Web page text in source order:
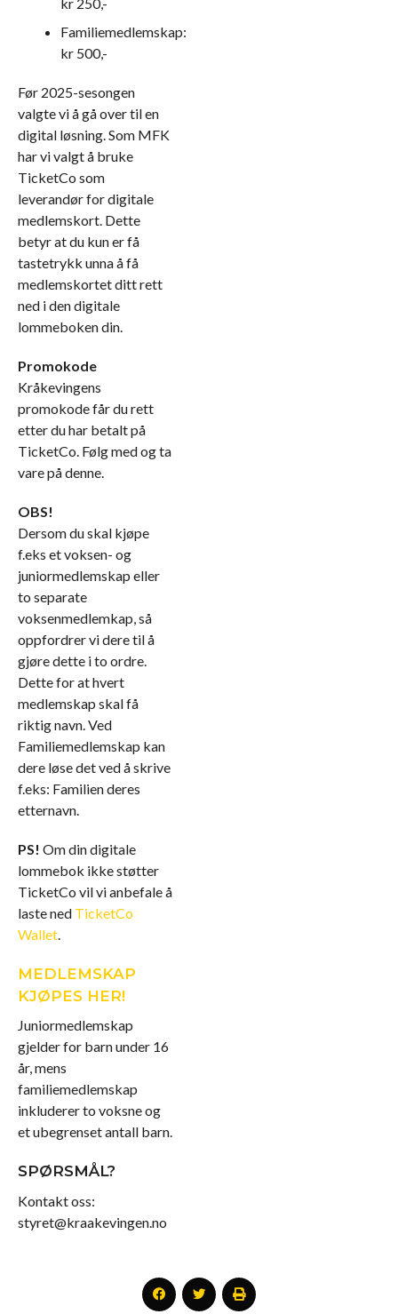
Familiemedlemskap:
kr 500,-
Før 2025-sesongen
valgte vi å gå over til en
digital løsning. Som MFK
har vi valgt å bruke
TicketCo som
leverandør for digitale
medlemskort. Dette
betyr at du kun er få
tastetrykk unna å få
medlemskortet ditt rett
ned i den digitale
lommeboken din.
Promokode
Kråkevingens
promokode får du rett
etter du har betalt på
TicketCo. Følg med og ta
vare på denne.
OBS!
Dersom du skal kjøpe
f.eks et voksen- og
juniormedlemskap eller
to separate
voksenmedlemkap, så
oppfordrer vi dere til å
gjøre dette i to ordre.
Dette for at hvert
medlemskap skal få
riktig navn. Ved
Familiemedlemskap kan
dere løse det ved å skrive
f.eks: Familien deres
etternavn.
PS! Om din digitale
lommebok ikke støtter
TicketCo vil vi anbefale å
laste ned TicketCo
Wallet
MEDLEMSKAP
KJØPES HER!
Juniormedlemskap
gjelder for barn under 16
år, mens
familiemedlemskap
inkluderer to voksne og
et ubegrenset antall barn.
SPØRSMÅL?
Kontakt oss:
styret@kraakevingen.no